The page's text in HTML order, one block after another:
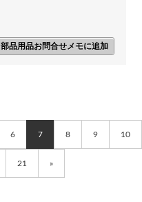
部品用品お問合せメモに追加
6 7 8 9 10
21 »